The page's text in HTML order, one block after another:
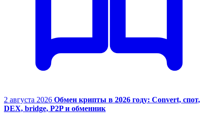
2 августа 2026 Обмен крипты в 2026 году: Convert, спот,
DEX, bridge, P2P и обменник